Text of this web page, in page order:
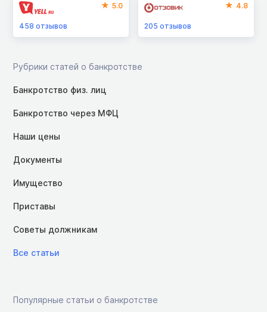
5.0
458 отзывов
4.8
205отзывов
Рубрики статей о банкротстве
Банкротство физ. лиц
Банкротство через МФЦ
Наши цены
Документы
Имущество
Приставы
Советы должникам
Все статьи
Популярные статьи о банкротстве